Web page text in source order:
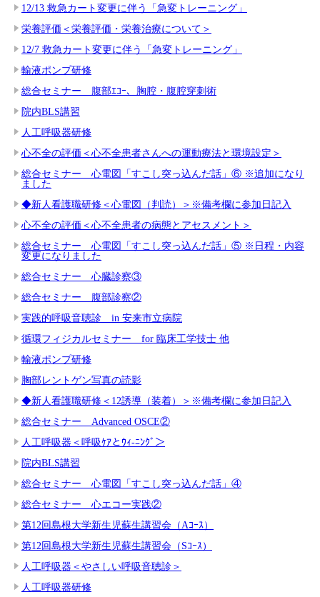
12/13 救急カート変更に伴う「急変トレーニング」
栄養評価＜栄養評価・栄養治療について＞
12/7 救急カート変更に伴う「急変トレーニング」
輸液ポンプ研修
総合セミナー 腹部ｴｺｰ、胸腔・腹腔穿刺術
院内BLS講習
人工呼吸器研修
心不全の評価＜心不全患者さんへの運動療法と環境設定＞
総合セミナー 心電図「すこし突っ込んだ話」⑥ ※追加になり
ました
◆新人看護職研修＜心電図（判読）＞※備考欄に参加日記入
心不全の評価＜心不全患者の病態とアセスメント＞
総合セミナー 心電図「すこし突っ込んだ話」⑤ ※日程・内容
変更になりました
総合セミナー 心臓診察③
総合セミナー 腹部診察②
実践的呼吸音聴診 in 安来市立病院
循環フィジカルセミナー for 臨床工学技士 他
輸液ポンプ研修
胸部レントゲン写真の読影
◆新人看護職研修＜12誘導（装着）＞※備考欄に参加日記入
総合セミナー Advanced OSCE②
人工呼吸器＜呼吸ｹｱとｳｨ-ﾆﾝｸﾞ＞
院内BLS講習
総合セミナー 心電図「すこし突っ込んだ話」④
総合セミナー 心エコー実践②
第12回島根大学新生児蘇生講習会（Aｺｰｽ）
第12回島根大学新生児蘇生講習会（Sｺｰｽ）
人工呼吸器＜やさしい呼吸音聴診＞
人工呼吸器研修